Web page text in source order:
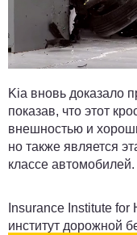
Kia вновь доказало
показав, что этот
внешностью и
но также является
классе автомобилей.
Insurance Institute
институт дорожной